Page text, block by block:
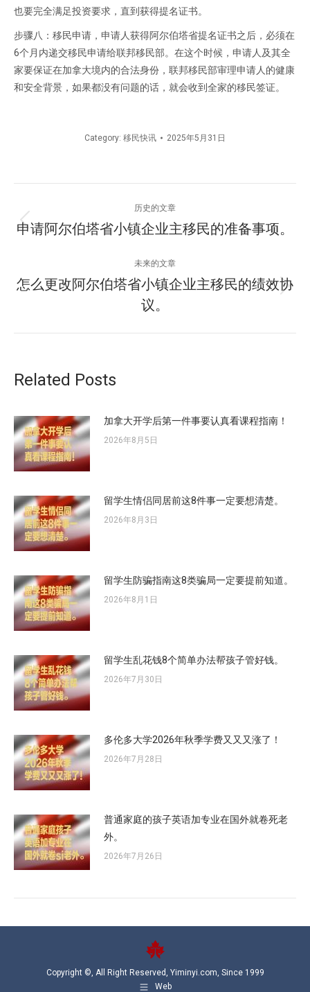
也要完全满足投资要求，直到获得提名证书。
步骤八：移民申请，申请人获得阿尔伯塔省提名证书之后，必须在
6个月内递交移民申请给联邦移民部。在这个时候，申请人及其全
家要保证在加拿大境内的合法身份，联邦移民部审理申请人的健康
和安全背景，如果都没有问题的话，就会收到全家的移民签证。
Category: 移民快讯 2025年5月31日
章
航
历史的文章
历
的
文
申请阿尔伯塔省小镇企业主移民的准备事项。
未来的文章
未
来
怎么更改阿尔伯塔省小镇企业主移民的绩效协
议。
Related Posts
加拿大开学后第一件事要认真看课程指南！
2026年8月5日
留学生情侣同居前这8件事一定要想清楚。
2026年8月3日
留学生防骗指南这8类骗局一定要提前知道。
2026年8月1日
留学生乱花钱8个简单办法帮孩子管好钱。
2026年7月30日
多伦多大学2026年秋季学费又又又涨了！
2026年7月28日
普通家庭的孩子英语加专业在国外就卷死老
外。
2026年7月26日
Copyright ©, All Right Reserved, Yiminyi.com, Since 1999
Web